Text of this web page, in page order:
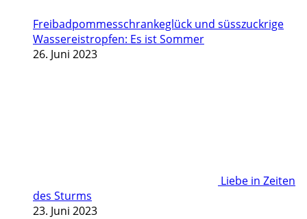
Freibadpommesschrankeglück und süsszuckrige
Wassereistropfen: Es ist Sommer
26. Juni 2023
Liebe in Zeiten
des Sturms
23. Juni 2023